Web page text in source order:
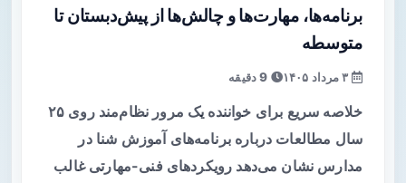
برنامه‌ها، مهارت‌ها و چالش‌ها از پیش‌دبستان تا
متوسطه
خلاصه سریع برای خواننده یک مرور نظام‌مند روی ۲۵
سال مطالعات درباره برنامه‌های آموزش شنا در
مدارس نشان می‌دهد رویکردهای فنی-مهارتی غالب